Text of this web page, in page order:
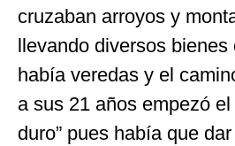
cruzaban arroyos y
llevando diversos
había veredas y el
a sus 21 años empezó el
duro” pues había que